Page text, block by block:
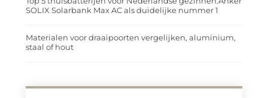
SOLIX Solarbank Max AC als duidelijke nummer 1
Materialen voor draaipoorten vergelijken, aluminium,
staal of hout